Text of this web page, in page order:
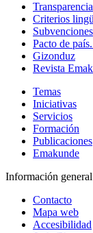
Transparencia
Criterios
Subvenciones
Pacto de
Gizonduz
Revista
Temas
Iniciativas
Servicios
Formación
Publicaciones
Emakunde
Información general
Contacto
Mapa web
Accesibilidad